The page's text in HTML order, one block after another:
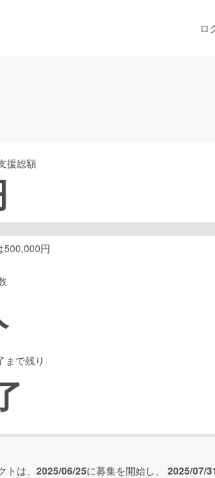
ロ
援総額
500,000円
まで残り
は、 2025/06/25に募集を開始し、 2025/07/